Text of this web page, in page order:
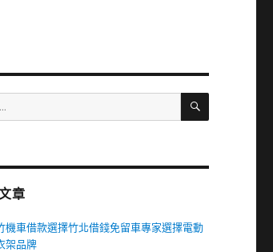
搜
章
機車借款選擇竹北借錢免留車專家選擇電動
架品牌